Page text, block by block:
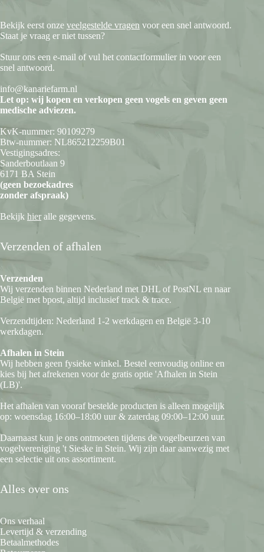
Bekijk eerst onze veelgestelde vragen voor een snel antwoord.
Staat je vraag er niet tussen?
Stuur ons een e-mail of vul het contactformulier in voor een
snel antwoord.
info@kanariefarm.nl
Let op: wij kopen en verkopen geen vogels en geven geen
medische adviezen.
KvK-nummer: 90109279
Btw-nummer: NL865212259B01
Vestigingsadres:
Sanderboutlaan 9
6171 BA Stein
(geen bezoekadres
zonder afspraak)
Bekijk hier alle gegevens.
Verzenden of afhalen
Verzenden
Wij verzenden binnen Nederland met DHL of PostNL en naar
België met bpost, altijd inclusief track & trace.
Verzendtijden: Nederland 1-2 werkdagen en België 3-10
werkdagen.
Afhalen in Stein
Wij hebben geen fysieke winkel. Bestel eenvoudig online en
kies bij het afrekenen voor de gratis optie 'Afhalen in Stein
(LB)'.
Het afhalen van vooraf bestelde producten is alleen mogelijk
op: woensdag 16:00–18:00 uur & zaterdag 09:00–12:00 uur.
Daarnaast kun je ons ontmoeten tijdens de vogelbeurzen van
vogelvereniging 't Sieske in Stein. Wij zijn daar aanwezig met
een selectie uit ons assortiment.
Alles over ons
Ons verhaal
Levertijd & verzending
Betaalmethodes